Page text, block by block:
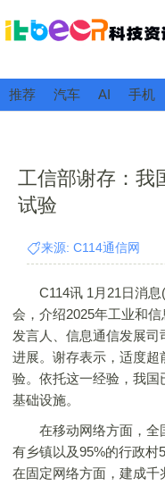
推荐 汽车 AI 手机
工信部谢存：我
试验
来源: C114通信网
C114讯 1月21日消息(
会，介绍2025年工业和
发言人、信息通信发展
进展。谢存表示，适度
验。依托这一经验，我国
基础设施。
在移动网络方面，全
有乡镇以及95%的行政村
在固定网络方面，建成千